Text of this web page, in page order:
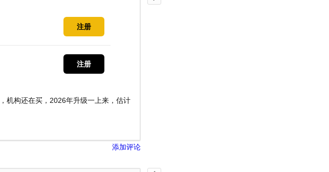
注册
注册
机构还在买，2026年升级一上来，估计
添加评论